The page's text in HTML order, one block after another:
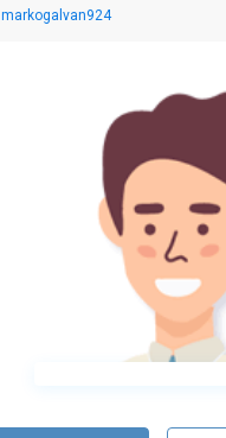
markogalvan924